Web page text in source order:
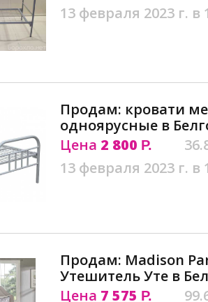
13 февраля 2023 г. в
Продам: кровати
одноярусные в
Цена 2 800 Р.
13 февраля 2023 г. в
Продам: Madison
Утешитель Уте в
Цена 7 575 Р.